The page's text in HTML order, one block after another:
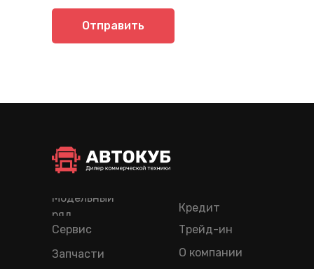
Отправить
Кредит
Трейд-ин
Модельный
ряд
Сервис
Запчасти
О компании